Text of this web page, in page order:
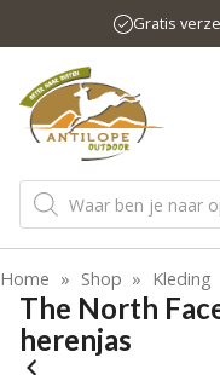
naar
inhoud
Gratis
Producten
zoeken
Home » Shop » Kleding
The North
herenjas